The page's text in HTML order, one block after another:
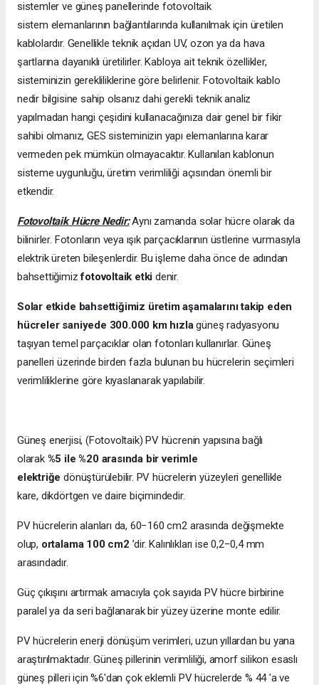
sistemler ve güneş panellerinde fotovoltaik
sistem elemanlarının bağlantılarında kullanılmak için üretilen
kablolardır. Genellikle teknik açıdan UV, ozon ya da hava
şartlarına dayanıklı üretilirler. Kabloya ait teknik özellikler,
sisteminizin gerekliliklerine göre belirlenir. Fotovoltaik kablo
nedir bilgisine sahip olsanız dahi gerekli teknik analiz
yapılmadan hangi çeşidini kullanacağınıza dair genel bir fikir
sahibi olmanız, GES sisteminizin yapı elemanlarına karar
vermeden pek mümkün olmayacaktır. Kullanılan kablonun
sisteme uygunluğu, üretim verimliliği açısından önemli bir
etkendir.
Fotovoltaik Hücre Nedir:Aynı zamanda solar hücre olarak da
bilinirler. Fotonların veya ışık parçacıklarının üstlerine vurmasıyla
elektrik üreten bileşenlerdir. Bu işleme daha önce de adından
bahsettiğimizfotovoltaik etkidenir.
Solar etkide bahsettiğimiz üretim aşamalarını takip eden
hücreler saniyede 300.000 km hızlagüneş radyasyonu
taşıyan temel parçacıklar olan fotonları kullanırlar. Güneş
panelleri üzerinde birden fazla bulunan bu hücrelerin seçimleri
verimliliklerine göre kıyaslanarak yapılabilir.
Güneş enerjisi, (Fotovoltaik) PV hücrenin yapısına bağlı
olarak %5 ile %20 arasında bir verimle
elektriğedönüştürülebilir. PV hücrelerin yüzeyleri genellikle
kare, dikdörtgen ve daire biçimindedir.
PV hücrelerin alanları da, 60−160 cm2 arasında değişmekte
olup, ortalama 100 cm2 ’dir. Kalınlıkları ise 0,2−0,4 mm
arasındadır.
Güç çıkışını artırmak amacıyla çok sayıda PV hücre birbirine
paralel ya da seri bağlanarak bir yüzey üzerine monte edilir.
PV hücrelerin enerji dönüşüm verimleri, uzun yıllardan bu yana
araştırılmaktadır. Güneş pillerinin verimliliği, amorf silikon esaslı
güneş pilleri için %6'dan çok eklemli PV hücrelerde % 44 'a ve